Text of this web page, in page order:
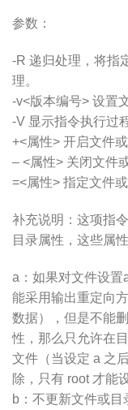
参数：
-R 递归处理，将指
理。
-v<版本编号> 设置
-V 显示指令执行过
+<属性> 开启文件
– <属性> 关闭文件
=<属性> 指定文件
补充说明：这项指
目录属性，这些属
a：如果对文件设置
能采用输出重定向
数据），但是不能
性，那么只允许在
文件（当设定 a 之
除，只有 root 才能
b：不更新文件或目